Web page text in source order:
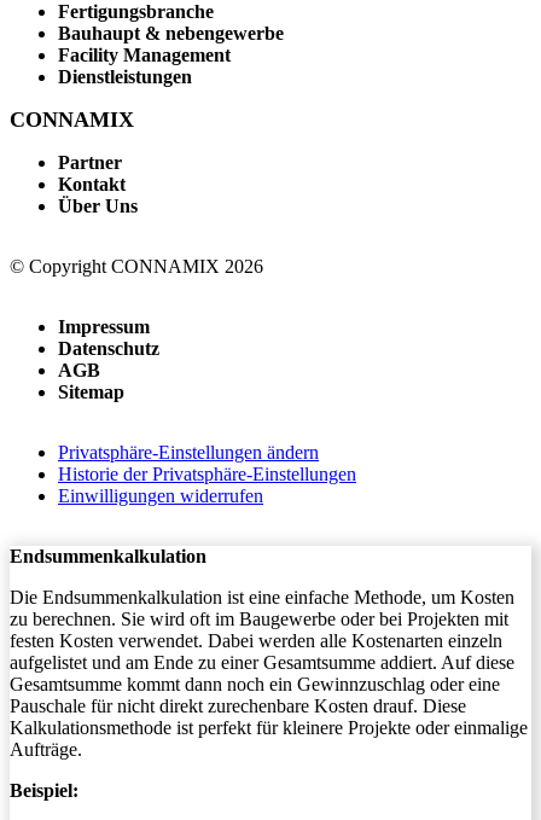
Fertigungsbranche
Bauhaupt & nebengewerbe
Facility Management
Dienstleistungen
CONNAMIX
Partner
Kontakt
Über Uns
© Copyright CONNAMIX 2026
Impressum
Datenschutz
AGB
Sitemap
Privatsphäre-Einstellungen ändern
Historie der Privatsphäre-Einstellungen
Einwilligungen widerrufen
Endsummenkalkulation
Die Endsummenkalkulation ist eine einfache Methode, um Kosten
zu berechnen. Sie wird oft im Baugewerbe oder bei Projekten mit
festen Kosten verwendet. Dabei werden alle Kostenarten einzeln
aufgelistet und am Ende zu einer Gesamtsumme addiert. Auf diese
Gesamtsumme kommt dann noch ein Gewinnzuschlag oder eine
Pauschale für nicht direkt zurechenbare Kosten drauf. Diese
Kalkulationsmethode ist perfekt für kleinere Projekte oder einmalige
Aufträge.
Beispiel: